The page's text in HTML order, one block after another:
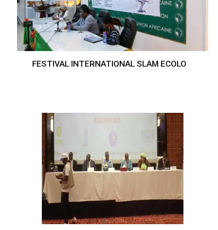
FESTIVAL INTERNATIONAL SLAM ECOLO